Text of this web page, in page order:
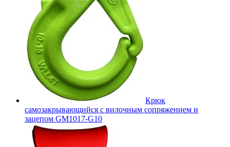
Крюк
самозакрывающийся с вилочным сопряжением и
зацепом GM1017-G10